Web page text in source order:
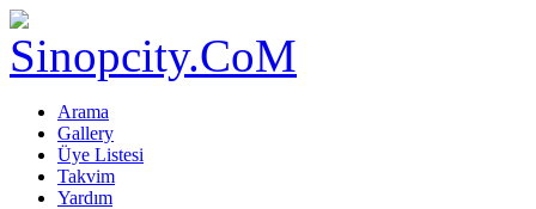
Arama
Gallery
Üye Listesi
Takvim
Yardım